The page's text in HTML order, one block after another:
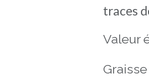
traces
Valeur